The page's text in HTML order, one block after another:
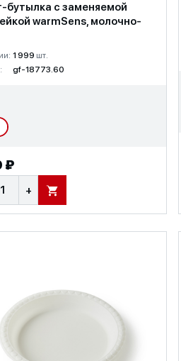
бутылка c заменяемой
warmSens, молочно-
1 999 шт.
gf-18773.60
₽
+ В КОРЗИНУ